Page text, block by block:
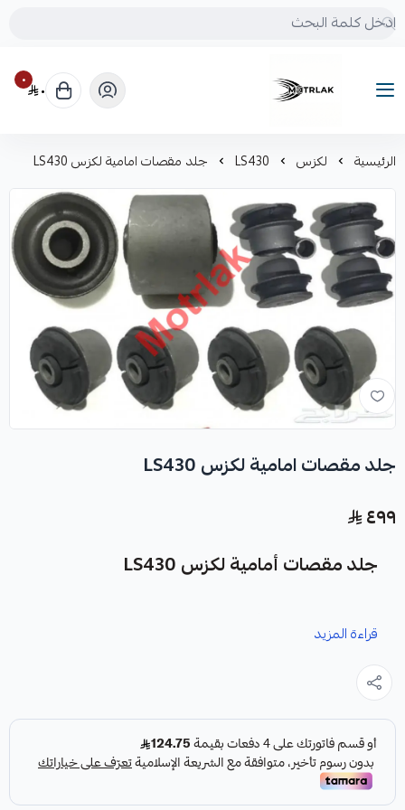
Motrlak
٠ ٠
الرئيسية لكزس LS430 جلد مقصات امامية لكزس LS430
جلد مقصات امامية لكزس LS430
٤٩٩
جلد مقصات أمامية لكزس LS430
وعالية الجودة مصممة خصيصًا لسياراتك.
المواصفات:
قراءة المزيد